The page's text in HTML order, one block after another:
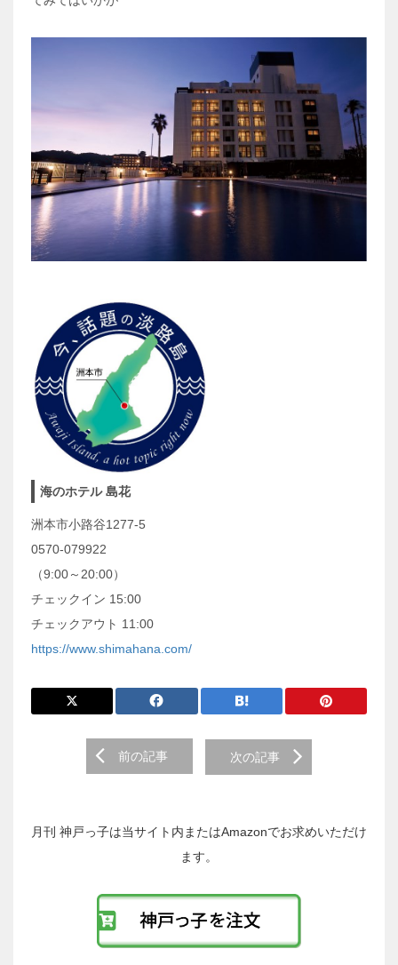
海のホテル 島花
洲本市小路谷1277-5
0570-079922
（9:00～20:00）
チェックイン 15:00
チェックアウト 11:00
https://www.shimahana.com/
稿
前の記事 次の記事
月刊 神戸っ子は当サイト内またはAmazonでお求めいただけ
ます。